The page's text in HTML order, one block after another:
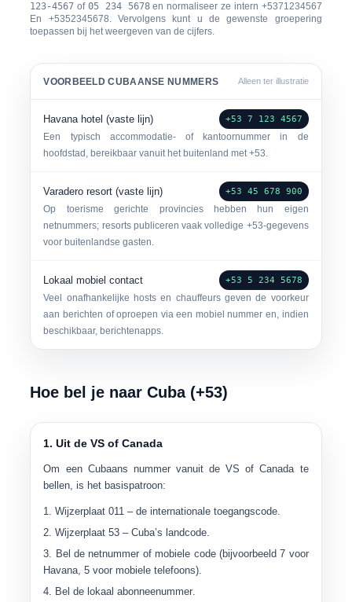
123-4567 of 05 234 5678en normaliseer ze intern +5371234567
En +5352345678. Vervolgens kunt u de gewenste groepering
toepassen bij het weergeven van de cijfers.
VOORBEELD CUBAANSE NUMMERS Alleen ter illustratie
Havana hotel (vaste lijn) +53 7 123 4567
Een typisch accommodatie- of kantoornummer in de
hoofdstad, bereikbaar vanuit het buitenland met +53.
Varadero resort (vaste lijn) +53 45 678 900
Op toerisme gerichte provincies hebben hun eigen
netnummers; resorts publiceren vaak volledige +53-gegevens
voor buitenlandse gasten.
Lokaal mobiel contact +53 5 234 5678
Veel onafhankelijke hosts en chauffeurs geven de voorkeur
aan berichten of oproepen via een mobiel nummer en, indien
beschikbaar, berichtenapps.
Hoe bel je naar Cuba (+53)
1. Uit de VS of Canada
Om een ​​Cubaans nummer vanuit de VS of Canada te
bellen, is het basispatroon:
Wijzerplaat011 – de internationale toegangscode.
Wijzerplaat53 – Cuba’s landcode.
Bel denetnummer of mobiele code(bijvoorbeeld 7 voor
Havana, 5 voor mobiele telefoons).
Bel de lokaal abonneenummer.